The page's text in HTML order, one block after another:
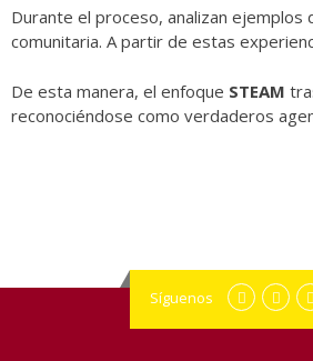
Durante el proceso, analizan
comunitaria. A partir de estas
De esta manera, el enfoque STEAM
reconociéndose como verdaderos
Síguenos